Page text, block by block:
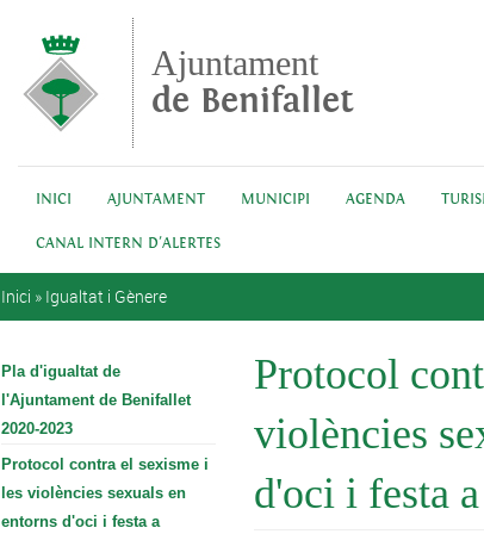
Ajuntament
de Benifallet
INICI AJUNTAMENT MUNICIPI AGENDA
CANAL INTERN D'ALERTES
Inici » Igualtat i Gènere
Pla d'igualtat de
l'Ajuntament de Benifallet
2020-2023
Protocol contra el sexisme i
les violències sexuals en
entorns d'oci i festa a
Protocol
violències
d'oci i festa